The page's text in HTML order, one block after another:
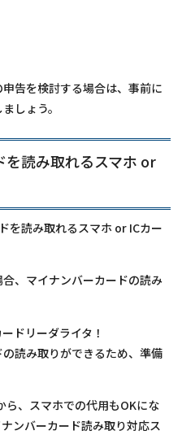
告を検討する場合は、事前に
しょう。
読み取れるスマホ or
を読み取れるスマホ or ICカー
、マイナンバーカードの読み
ドリーダライタ！
読み取りができるため、準備
ら、スマホでの代用もOKにな
ンバーカード読み取り対応ス